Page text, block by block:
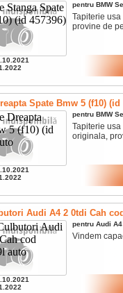
pentru BMW
Tapiterie
provine de
Spate Bmw 5 (f10) (id
pentru BMW
Tapiterie
originala,
Audi A4 2 0tdi Cah
pentru Audi A4
Vindem